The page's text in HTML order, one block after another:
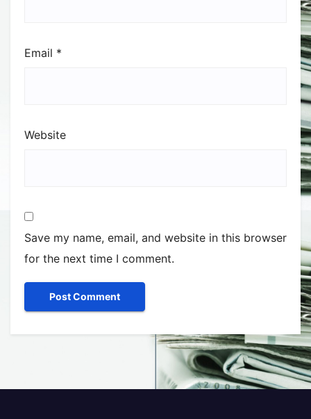
Email *
Website
Save my name, email, and website in this browser
for the next time I comment.